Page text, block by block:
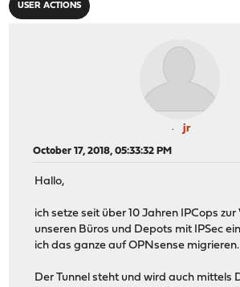
USER ACTIONS
jr
October 17, 2018, 05:33:32 PM
Hallo,
ich setze seit über 10 Jahren IPCops
unseren Büros und Depots mit IPSec
ich das ganze auf OPNsense migrieren.
Der Tunnel steht und wird auch mittels